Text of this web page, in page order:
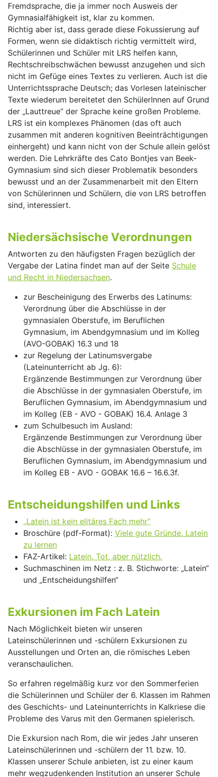
Fremdsprache, die ja immer noch Ausweis der
Gymnasialfähigkeit ist, klar zu kommen.
Richtig aber ist, dass gerade diese Fokussierung auf
Formen, wenn sie didaktisch richtig vermittelt wird,
Schülerinnen und Schüler mit LRS helfen kann,
Rechtschreibschwächen bewusst anzugehen und sich
nicht im Gefüge eines Textes zu verlieren. Auch ist die
Unterrichtssprache Deutsch; das Vorlesen lateinischer
Texte wiederum bereitetet den SchülerInnen auf Grund
der „Lauttreue“ der Sprache keine großen Probleme.
LRS ist ein komplexes Phänomen (das oft auch
zusammen mit anderen kognitiven Beeinträchtigungen
einhergeht) und kann nicht von der Schule allein gelöst
werden. Die Lehrkräfte des Cato Bontjes van Beek-
Gymnasium sind sich dieser Problematik besonders
bewusst und an der Zusammenarbeit mit den Eltern
von Schülerinnen und Schülern, die von LRS betroffen
sind, interessiert.
Niedersächsische Verordnungen
Antworten zu den häufigsten Fragen bezüglich der
Vergabe der Latina findet man auf der Seite Schule
und Recht in Niedersachsen.
zur Bescheinigung des Erwerbs des Latinums:
Verordnung über die Abschlüsse in der
gymnasialen Oberstufe, im Beruflichen
Gymnasium, im Abendgymnasium und im Kolleg
(AVO-GOBAK) 16.3 und 18
zur Regelung der Latinumsvergabe
(Lateinunterricht ab Jg. 6):
Ergänzende Bestimmungen zur Verordnung über
die Abschlüsse in der gymnasialen Oberstufe, im
Beruflichen Gymnasium, im Abendgymnasium und
im Kolleg (EB - AVO - GOBAK) 16.4. Anlage 3
zum Schulbesuch im Ausland:
Ergänzende Bestimmungen zur Verordnung über
die Abschlüsse in der gymnasialen Oberstufe, im
Beruflichen Gymnasium, im Abendgymnasium und
im Kolleg EB - AVO - GOBAK 16.6 – 16.6.3f.
Entscheidungshilfen und Links
„Latein ist kein elitäres Fach mehr“
Broschüre (pdf-Format): Viele gute Gründe, Latein
zu lernen
FAZ-Artikel: Latein. Tot, aber nützlich.
Suchmaschinen im Netz : z. B. Stichworte: „Latein“
und „Entscheidungshilfen“
Exkursionen im Fach Latein
Nach Möglichkeit bieten wir unseren
Lateinschülerinnen und -schülern Exkursionen zu
Ausstellungen und Orten an, die römisches Leben
veranschaulichen.
So erfahren regelmäßig kurz vor den Sommerferien
die Schülerinnen und Schüler der 6. Klassen im Rahmen
des Geschichts- und Lateinunterrichts in Kalkriese die
Probleme des Varus mit den Germanen spielerisch.
Die Exkursion nach Rom, die wir jedes Jahr unseren
Lateinschülerinnen und -schülern der 11. bzw. 10.
Klassen unserer Schule anbieten, ist zu einer kaum
mehr wegzudenkenden Institution an unserer Schule